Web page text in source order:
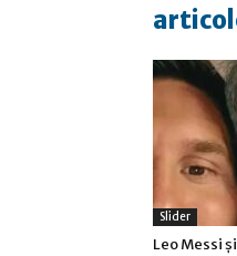
Slider
Leo Messi